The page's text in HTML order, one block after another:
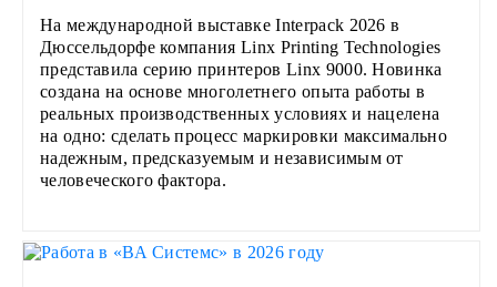
На международной выставке Interpack 2026 в
Дюссельдорфе компания Linx Printing Technologies
представила серию принтеров Linx 9000. Новинка
создана на основе многолетнего опыта работы в
реальных производственных условиях и нацелена
на одно: сделать процесс маркировки максимально
надежным, предсказуемым и независимым от
человеческого фактора.